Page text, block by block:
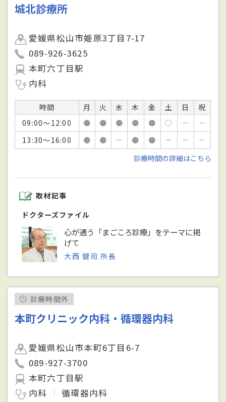
城北診療所
愛媛県松山市姫原3丁目7-17
089-926-3625
本町六丁目駅
内科
時間 月 火 水 木 金 土 日
祝
09:00～12:00
● ● ● ● ● ○ －
－
13:30～16:00
● ● － ● ● － －
－
診療時間の詳細はこちら
取材記事
ドクターズファイル
心が通う「まごころ診療」をテーマに掲
げて
大西 健司 所長
診療時間外
本町クリニック内科・循環器内科
愛媛県松山市本町6丁目6-7
089-927-3700
本町六丁目駅
内科
循環器内科